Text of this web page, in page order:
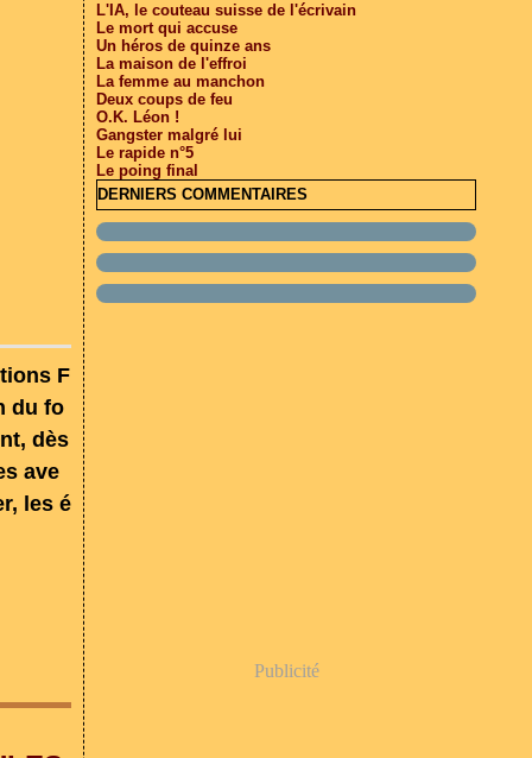
F
du fo
dès
ave
les é
L'IA, le couteau suisse de l'écrivain
Le mort qui accuse
Un héros de quinze ans
La maison de l'effroi
La femme au manchon
Deux coups de feu
O.K. Léon !
Gangster malgré lui
Le rapide n°5
Le poing final
DERNIERS COMMENTAIRES
Publicité